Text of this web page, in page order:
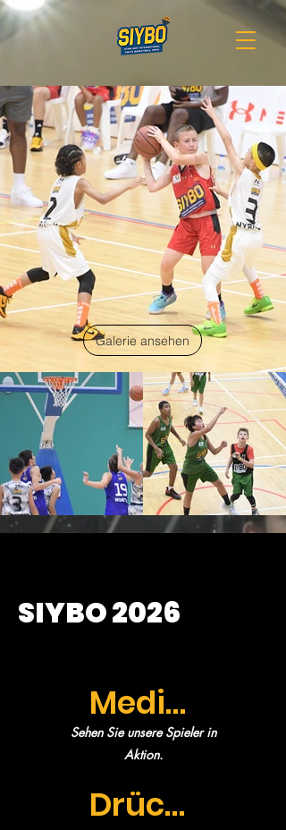
Galerie ansehen
SIYBO 2026
Medien
Sehen Sie unsere Spieler in
Aktion.
Drücken Sie